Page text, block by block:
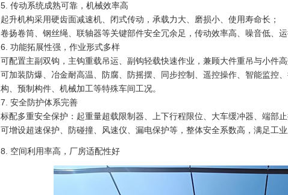
5. 传动系统成熟可靠，机械效率高
起升机构采用硬齿面减速机、闭式传动，承载力大、磨损小、使用寿命长；
卷扬卷筒、钢丝绳、联轴器等关键部件安全冗余足，传动效率高、噪音低、运
6. 功能拓展性强，作业形式多样
可配置主副双钩，主钩重载吊运、副钩轻载快速作业，兼顾大件重吊与小件高
可加装防爆、冶金耐高温、防腐、防摇摆、同步控制、遥控操作、智能监控
构、预制构件、机械加工等特殊车间工况。
7. 安全防护体系完善
标配多重安全保护：起重量超载限制器、上下行程限位、大车缓冲器、端部
可增设超速保护、防碰撞、风速仪、漏电保护等，整体安全系数高，满足工业
8. 空间利用率高，厂房适配性好